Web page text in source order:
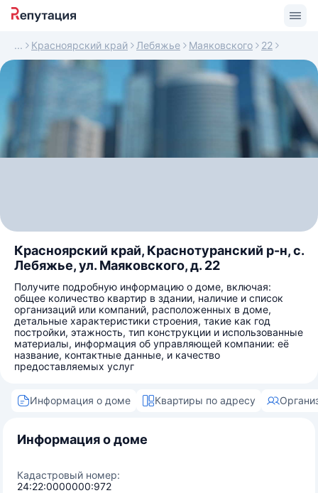
Красноярский край Лебяжье Маяковского 22
Красноярский край, Краснотуранский р-н, с.
Лебяжье, ул. Маяковского, д. 22
Получите подробную информацию о доме, включая:
общее количество квартир в здании, наличие и список
организаций или компаний, расположенных в доме,
детальные характеристики строения, такие как год
постройки, этажность, тип конструкции и использованные
материалы, информация об управляющей компании: её
название, контактные данные, и качество
предоставляемых услуг
Информация о доме Квартиры по адресу
Информация о доме
Кадастровый номер:
24:22:0000000:972